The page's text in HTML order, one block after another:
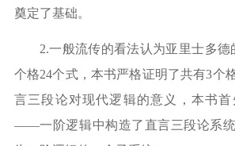
奠定了基础。
2.一般流传的看法认为亚里士多德
个格24个式，本书严格证明了共有3个
言三段论对现代逻辑的意义，本书
——一阶逻辑中构造了直言三段论系